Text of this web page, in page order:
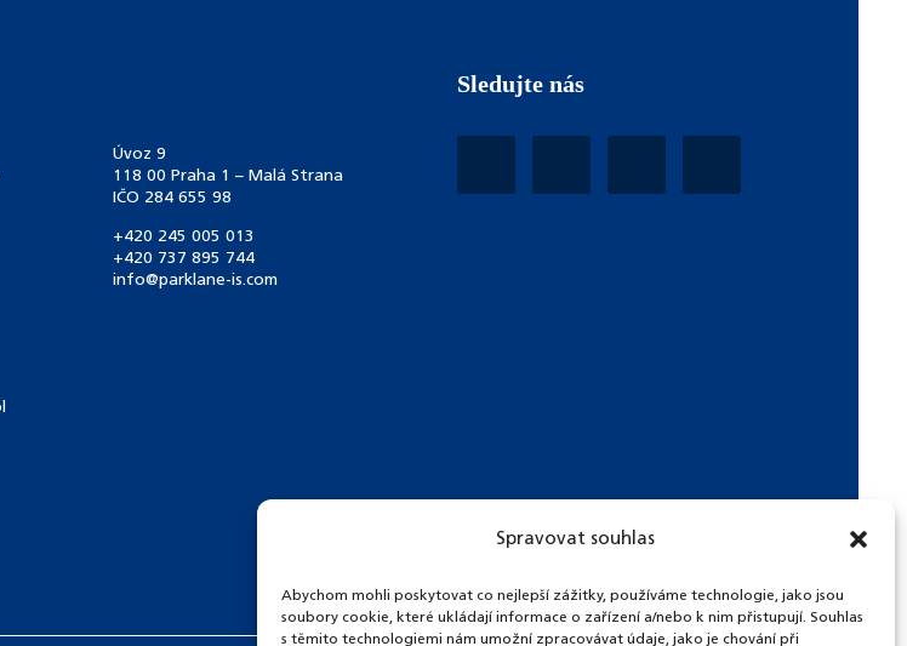
Spravovat souhlas
Abychom mohli poskytovat co nejlepší zážitky, používáme technologie, jako jsou
soubory cookie, které ukládají informace o zařízení a/nebo k nim přistupují. Souhlas
s těmito technologiemi nám umožní zpracovávat údaje, jako je chování při
Úvoz 9
118 00 Praha 1 – Malá Strana
IČO 284 655 98
+420 245 005 013
+420 737 895 744
info@parklane-is.com
Sledujte nás